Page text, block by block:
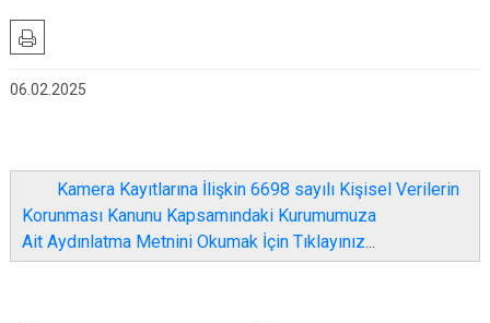
06.02.2025
Kamera Kayıtlarına İlişkin 6698 sayılı Kişisel Verilerin
Korunması Kanunu Kapsamındaki Kurumumuza
Ait Aydınlatma Metnini Okumak İçin Tıklayınız...